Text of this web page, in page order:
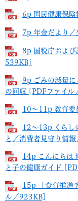
6p 国民健康保
7p 年金だより
8p 国税庁および
539KB]
9p ごみの減量に
の回収 [PDFファイル
10～11p 教育委
12～13p くらし
と／消費者見守り情
14p こんにちは
と子の健康ガイド
15p 「食育推進
ル／923KB]